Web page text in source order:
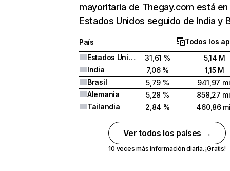
mayoritaria de Thegay.com está en
Estados Unidos seguido de India y
País
Todos los
Estados Unidos
31,61 %
5,14 M
India
7,06 %
1,15 M
Brasil
5,79 %
941,97
Alemania
5,28 %
858,27
Tailandia
2,84 % 460,86
Ver todos los países →
10 veces más información diaria. ¡Gratis!